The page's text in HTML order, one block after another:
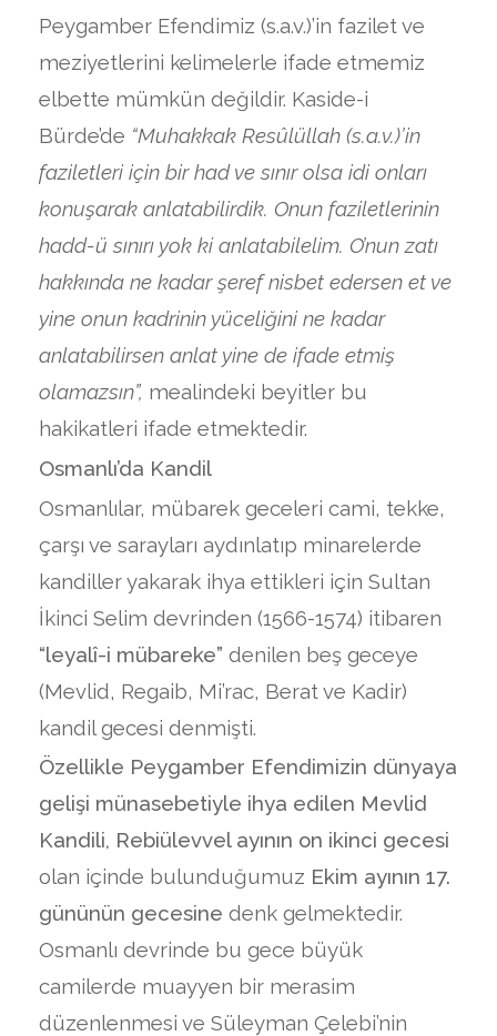
Peygamber Efendimiz (s.a.v.)’in fazilet ve
meziyetlerini kelimelerle ifade etmemiz
elbette mümkün değildir. Kaside-i
Bürde’de “Muhakkak Resûlüllah (s.a.v.)’in
faziletleri için bir had ve sınır olsa idi onları
konuşarak anlatabilirdik. Onun faziletlerinin
hadd-ü sınırı yok ki anlatabilelim. O’nun zatı
hakkında ne kadar şeref nisbet edersen et ve
yine onun kadrinin yüceliğini ne kadar
anlatabilirsen anlat yine de ifade etmiş
olamazsın”, mealindeki beyitler bu
hakikatleri ifade etmektedir.
Osmanlı’da Kandil
Osmanlılar, mübarek geceleri cami, tekke,
çarşı ve sarayları aydınlatıp minarelerde
kandiller yakarak ihya ettikleri için Sultan
İkinci Selim devrinden (1566-1574) itibaren
“leyalî-i mübareke” denilen beş geceye
(Mevlid, Regaib, Mi’rac, Berat ve Kadir)
kandil gecesi denmişti.
Özellikle Peygamber Efendimizin dünyaya
gelişi münasebetiyle ihya edilen Mevlid
Kandili, Rebiülevvel ayının on ikinci gecesi
olan içinde bulunduğumuz Ekim ayının 17.
gününün gecesine denk gelmektedir.
Osmanlı devrinde bu gece büyük
camilerde muayyen bir merasim
düzenlenmesi ve Süleyman Çelebi’nin